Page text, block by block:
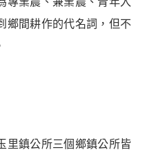
鄉間耕作的代名詞，但不
里鎮公所三個鄉鎮公所皆